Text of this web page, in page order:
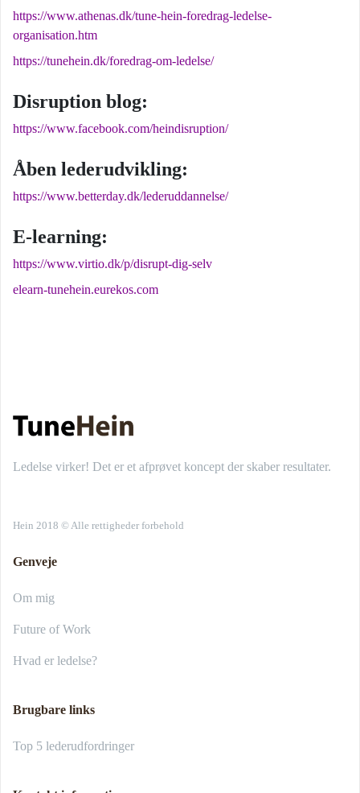
https://www.athenas.dk/tune-hein-foredrag-ledelse-
organisation.htm
https://tunehein.dk/foredrag-om-ledelse/
Disruption blog:
https://www.facebook.com/heindisruption/
Åben lederudvikling:
https://www.betterday.dk/lederuddannelse/
E-learning:
https://www.virtio.dk/p/disrupt-dig-selv
elearn-tunehein.eurekos.com
Ledelse virker! Det er et afprøvet koncept der skaber resultater.
Hein 2018 © Alle rettigheder forbehold
Genveje
Om mig
Future of Work
Hvad er ledelse?
Brugbare links
Top 5 lederudfordringer